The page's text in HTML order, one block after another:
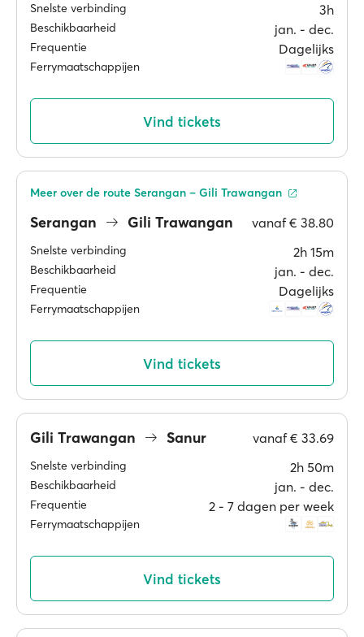
Snelste verbinding 3h
Beschikbaarheid jan. ‐ dec.
Frequentie Dagelijks
Ferrymaatschappijen
Vind tickets
Serangan Gili Trawangan vanaf€ 38.80
Snelste verbinding 2h 15m
Beschikbaarheid jan. ‐ dec.
Frequentie Dagelijks
Ferrymaatschappijen
Meer over de route Serangan – Gili Trawangan
Vind tickets
Gili Trawangan Sanur vanaf€ 33.69
Snelste verbinding 2h 50m
Beschikbaarheid jan. ‐ dec.
Frequentie 2 ‐ 7 dagen per week
Ferrymaatschappijen
Vind tickets